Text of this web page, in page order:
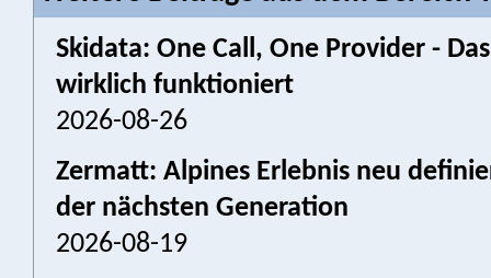
Skidata: One Call, One Provider -
wirklich funktioniert
2026-08-26
Zermatt: Alpines Erlebnis neu
der nächsten Generation
2026-08-19